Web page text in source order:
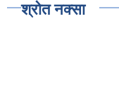
श्रोत नक्सा